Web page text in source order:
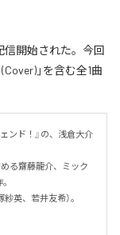
信開始された。今回
」を含む全1曲
ンド！』の、浅倉大介
る齋藤龍介、ミック
英、若井友希）。